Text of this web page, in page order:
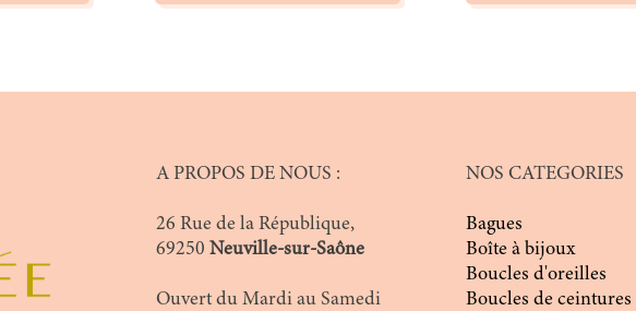
A PROPOS DE NOUS :
26 Rue de la République,
69250 Neuville-sur-Saône
Ouvert du Mardi au Samedi
NOS CATEGORIES
Bagues
Boîte à bijoux
Boucles d'oreilles
Boucles de ceintures